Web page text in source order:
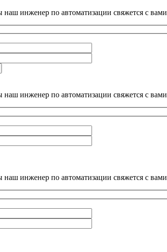
инженер по автоматизации свяжется с вами
инженер по автоматизации свяжется с вами
инженер по автоматизации свяжется с вами